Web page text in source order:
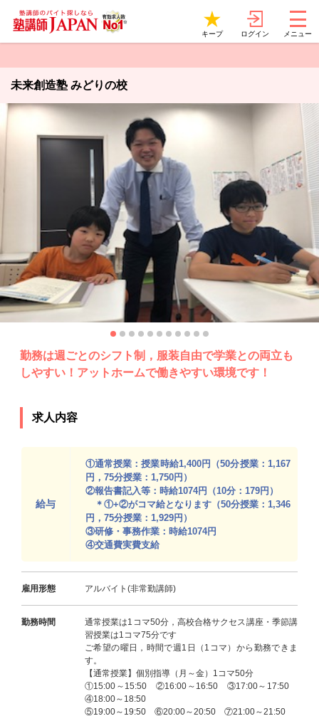
キープ ログイン メニュー
未来創造塾 みどりの校
勤務は週ごとのシフト制，服装自由で学業との両立も
しやすい！アットホームで働きやすい環境です！
求人内容
給与
①通常授業：授業時給1,400円（50分授業：1,167
円，75分授業：1,750円）
②報告書記入等：時給1074円（10分：179円）
＊①+②がコマ給となります（50分授業：1,346
円，75分授業：1,929円）
③研修・事務作業：時給1074円
④交通費実費支給
雇用形態 アルバイト(非常勤講師)
勤務時間
通常授業は1コマ50分，高校合格サクセス講座・季節講
習授業は1コマ75分です
ご希望の曜日，時間で週1日（1コマ）から勤務できま
す。
【通常授業】個別指導（月～金）1コマ50分
①15:00～15:50 ②16:00～16:50 ③17:00～17:50
④18:00～18:50
⑤19:00～19:50 ⑥20:00～20:50 ⑦21:00～21:50